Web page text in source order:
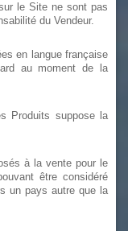
le Site ne sont pas
du Vendeur.
en langue française
au moment de la
Produits suppose la
à la vente pour le
être considéré
un pays autre que la